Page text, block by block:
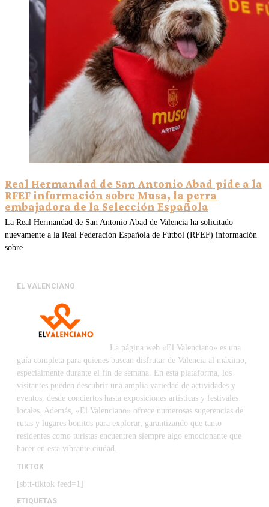
Real Hermandad de San Antonio Abad pide a la
RFEF información sobre Musa, la perra
embajadora de la Selección Española
La Real Hermandad de San Antonio Abad de Valencia ha solicitado
nuevamente a la Real Federación Española de Fútbol (RFEF) información
sobre
EL VALENCIANO
La página web «El Valenciano» es una
guía completa para quienes buscan disfrutar de Valencia al máximo,
especialmente durante el fin de semana. En esta plataforma, los
visitantes pueden descubrir una amplia variedad de actividades y
eventos, desde conciertos hasta exposiciones artísticas y festivales
locales. Además, «El Valenciano» ofrece numerosas sugerencias de
rutas y lugares bonitos para explorar, garantizando que tanto
residentes como turistas encuentren siempre algo emocionante que
hacer en esta vibrante ciudad.
TIKTOK
[sbtt-tiktok feed=1]
ETIQUETAS